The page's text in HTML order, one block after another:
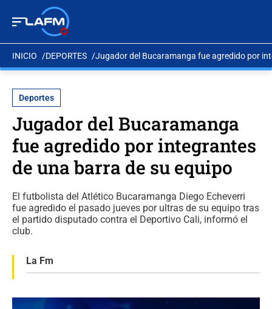
INICIO DEPORTES Jugador del Bucaramanga fue agredido por
Deportes
Jugador del Bucaramanga
fue agredido por integrantes
de una barra de su equipo
El futbolista del Atlético Bucaramanga Diego Echeverri
fue agredido el pasado jueves por ultras de su equipo tras
el partido disputado contra el Deportivo Cali, informó el
club.
La Fm